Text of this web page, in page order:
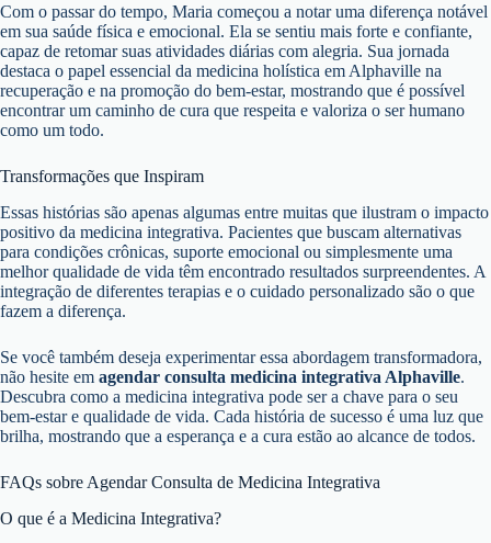
Com o passar do tempo, Maria começou a notar uma diferença notável
em sua saúde física e emocional. Ela se sentiu mais forte e confiante,
capaz de retomar suas atividades diárias com alegria. Sua jornada
destaca o papel essencial da medicina holística em Alphaville na
recuperação e na promoção do bem-estar, mostrando que é possível
encontrar um caminho de cura que respeita e valoriza o ser humano
como um todo.
Transformações que Inspiram
Essas histórias são apenas algumas entre muitas que ilustram o impacto
positivo da medicina integrativa. Pacientes que buscam alternativas
para condições crônicas, suporte emocional ou simplesmente uma
melhor qualidade de vida têm encontrado resultados surpreendentes. A
integração de diferentes terapias e o cuidado personalizado são o que
fazem a diferença.
Se você também deseja experimentar essa abordagem transformadora,
não hesite em agendar consulta medicina integrativa Alphaville.
Descubra como a medicina integrativa pode ser a chave para o seu
bem-estar e qualidade de vida. Cada história de sucesso é uma luz que
brilha, mostrando que a esperança e a cura estão ao alcance de todos.
FAQs sobre Agendar Consulta de Medicina Integrativa
O que é a Medicina Integrativa?